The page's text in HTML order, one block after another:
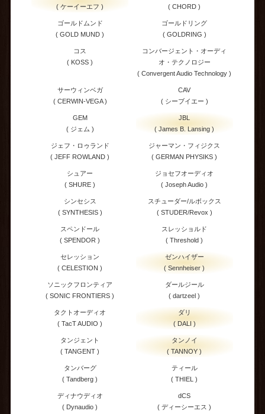
( ケーイーエフ )
( CHORD )
ゴールドムンド
( GOLD MUND )
ゴールドリング
( GOLDRING )
コス
( KOSS )
コンバージェント・オーディ
オ・テクノロジー
( Convergent Audio Technology )
サーウィンベガ
( CERWIN-VEGA )
CAV
( シーブイエー )
GEM
( ジェム )
JBL
( James B. Lansing )
ジェフ・ロゥランド
( JEFF ROWLAND )
ジャーマン・フィジクス
( GERMAN PHYSIKS )
シュアー
( SHURE )
ジョセフオーディオ
( Joseph Audio )
シンセシス
( SYNTHESIS )
スチューダー/ルボックス
( STUDER/Revox )
スペンドール
( SPENDOR )
スレッショルド
( Threshold )
セレッション
( CELESTION )
ゼンハイザー
( Sennheiser )
ソニックフロンティア
( SONIC FRONTIERS )
ダールジール
( dartzeel )
タクトオーディオ
( TacT AUDIO )
ダリ
( DALI )
タンジェント
( TANGENT )
タンノイ
( TANNOY )
タンバーグ
( Tandberg )
ティール
( THIEL )
ディナウディオ
( Dynaudio )
dCS
( ディーシーエス )